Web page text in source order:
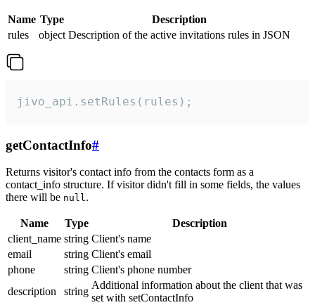
Name Type
Description
rules
object Description of the active invitations rules in JSON
jivo_api.setRules(rules);
getContactInfo#
Returns visitor's contact info from the contacts form as a
contact_info structure. If visitor didn't fill in some fields, the values
there will be null.
Name Type
Description
client_name string Client's name
email
string Client's email
phone
string Client's phone number
description
string
Additional information about the client that was
set with setContactInfo